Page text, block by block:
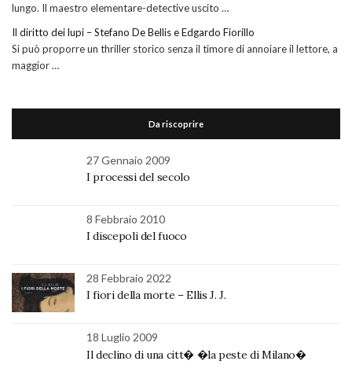
lungo. Il maestro elementare-detective uscito …
Il diritto dei lupi – Stefano De Bellis e Edgardo Fiorillo
Si può proporre un thriller storico senza il timore di annoiare il lettore, a
maggior …
Da riscoprire
27 Gennaio 2009
I processi del secolo
8 Febbraio 2010
I discepoli del fuoco
28 Febbraio 2022
I fiori della morte – Ellis J. J.
18 Luglio 2009
Il declino di una citt� �la peste di Milano�